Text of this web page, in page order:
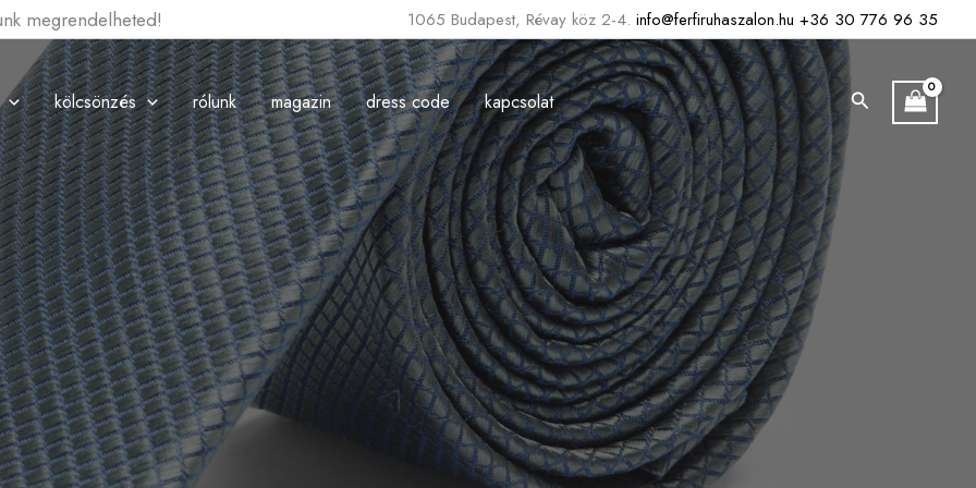
megrendelheted! 1065 Budapest, Révay köz 2-4. info@ferfiruhaszalon.hu +36 30 776 96 35
kölcsönzés rólunk magazin dress code kapcsolat Search